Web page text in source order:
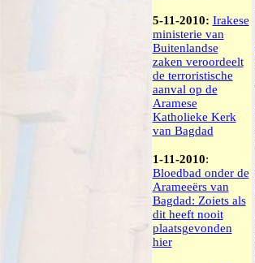
5-11-2010: Irakese
ministerie van
Buitenlandse
zaken veroordeelt
de terroristische
aanval op de
Aramese
Katholieke Kerk
van Bagdad
1-11-2010:
Bloedbad onder de
Arameeërs van
Bagdad: Zoiets als
dit heeft nooit
plaatsgevonden
hier